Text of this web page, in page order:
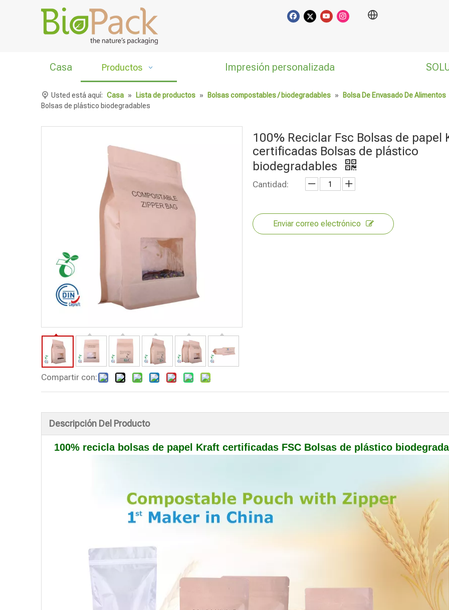
Casa Productos Impresión personalizada
Usted está aquí: Casa » Lista de productos » Bolsas compostables / biodegradables » Bolsa De Envasado De Alimentos
Bolsas de plástico biodegradables
Compartir con:
100% Reciclar Fsc Bolsas de papel
certificadas Bolsas de plástico
biodegradables
Cantidad:
Enviar correo electrónico
Descripción Del Producto
100% recicla bolsas de papel Kraft certificadas FSC Bolsas de plástico